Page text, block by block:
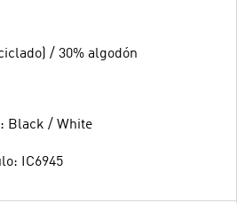
/ 30% algodón
Black / White
IC6945